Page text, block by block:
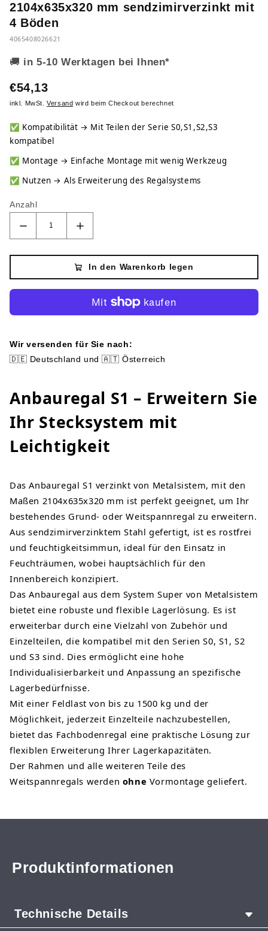
2104x635x320 mm sendzimirverzinkt mit
4 Böden
4065408026621
🚚 in 5-10 Werktagen bei Ihnen*
€54,13
inkl. MwSt.Versand wird beim Checkout berechnet
✅ Kompatibilität → Mit Teilen der Serie S0,S1,S2,S3
kompatibel
✅ Montage → Einfache Montage mit wenig Werkzeug
✅ Nutzen → Als Erweiterung des Regalsystems
Anzahl
In den Warenkorb legen
Wir versenden für Sie nach:
🇩🇪 Deutschland und 🇦🇹 Österreich
Anbauregal S1 – Erweitern Sie
Ihr Stecksystem mit
Leichtigkeit
Das Anbauregal S1 verzinkt von Metalsistem, mit den
Maßen 2104x635x320 mm ist perfekt geeignet, um Ihr
bestehendes Grund- oder Weitspannregal zu erweitern.
Aus sendzimirverzinktem Stahl gefertigt, ist es rostfrei
und feuchtigkeitsimmun, ideal für den Einsatz in
Feuchträumen, wobei hauptsächlich für den
Innenbereich konzipiert.
Das Anbauregal aus dem System Super von Metalsistem
bietet eine robuste und flexible Lagerlösung. Es ist
erweiterbar durch eine Vielzahl von Zubehör und
Einzelteilen, die kompatibel mit den Serien S0, S1, S2
und S3 sind. Dies ermöglicht eine hohe
Individualisierbarkeit und Anpassung an spezifische
Lagerbedürfnisse.
Mit einer Feldlast von bis zu 1500 kg und der
Möglichkeit, jederzeit Einzelteile nachzubestellen,
bietet das Fachbodenregal eine praktische Lösung zur
flexiblen Erweiterung Ihrer Lagerkapazitäten.
Der Rahmen und alle weiteren Teile des
Weitspannregals werden ohne Vormontage geliefert.
Produktinformationen
Technische Details